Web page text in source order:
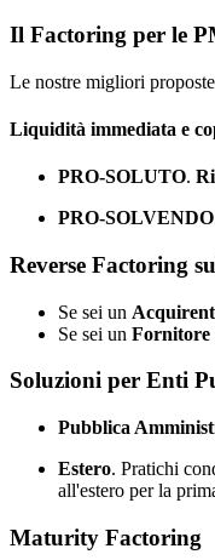
Il Factoring per le
Le nostre migliori
Liquidità immediata e
PRO-SOLUTO.
PRO-SOLVENDO
Reverse Factoring
Se sei un
Se sei un Fornitore
Soluzioni per Enti
Pubblica
Estero. Pratichi
all'estero per la
Maturity Factoring